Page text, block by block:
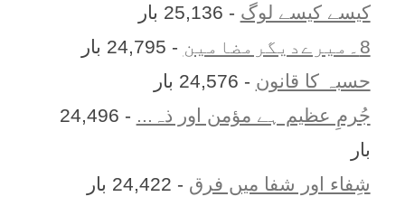
کیسے کیسے لوگ - 25,136 بار
8۔میرےدیگرمضامین
- 24,795 بار
حسبہ کا قانون - 24,576 بار
جُرمِ عظیم ہے مؤمن اور ذہ...
- 24,496
بار
شِفاء اور شفا میں فرق - 24,422 بار